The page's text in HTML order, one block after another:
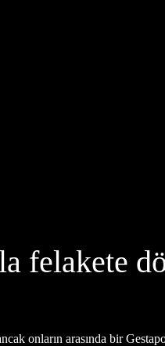
felakete
onların arasında bir